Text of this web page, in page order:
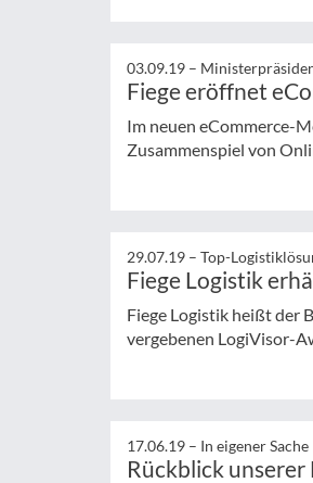
03.09.19 –
Fiege eröffnet
Im neuen eCommerce-
Zusammenspiel von
29.07.19 – Top-
Fiege Logistik
Fiege Logistik heißt der
vergebenen LogiVisor-
17.06.19 – In eigener Sache
Rückblick